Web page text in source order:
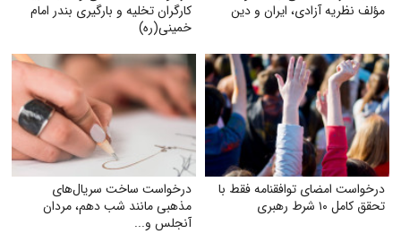
مؤلف نظریه آزادی، ایران و دین
کارگران تخلیه و بارگیری بندر امام
خمینی‌(ره)
درخواست امضای توافقنامه فقط با
تحقق کامل ۱۰ شرط رهبری
درخواست ساخت سریال‌های
مذهبی مانند شب دهم، مردان
آنجلس و...